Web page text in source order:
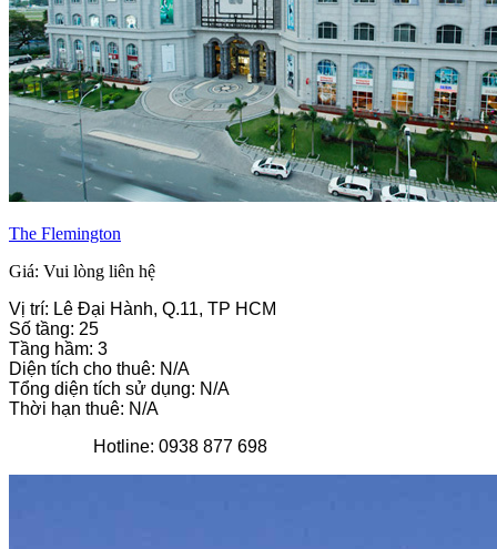
The Flemington
Giá: Vui lòng liên hệ
Vị trí: Lê Đại Hành, Q.11, TP HCM
Số tầng: 25
Tầng hầm: 3
Diện tích cho thuê: N/A
Tổng diện tích sử dụng: N/A
Thời hạn thuê: N/A
Hotline: 0938 877 698